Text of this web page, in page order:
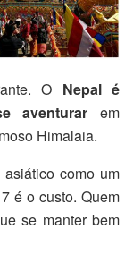
O Nepal é
aventurar em
Himalaia.
como um
é o custo. Quem
se manter bem